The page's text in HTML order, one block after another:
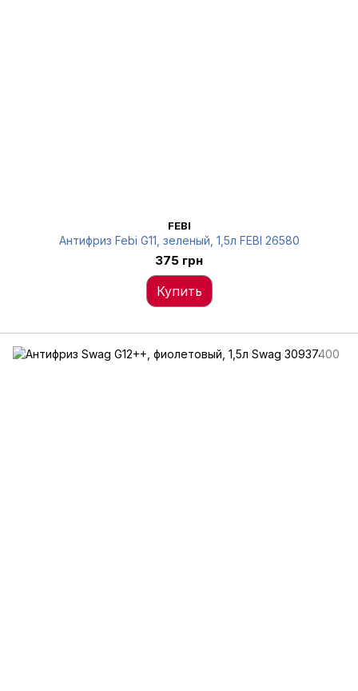
FEBI
Антифриз Febi G11, зеленый, 1,5л FEBI 26580
375 грн
Купить